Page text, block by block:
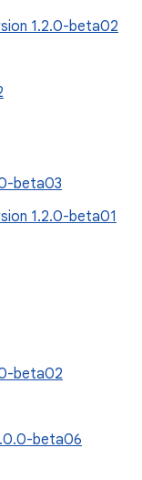
1.2.0-beta02
beta03
1.2.0-beta01
beta02
beta06